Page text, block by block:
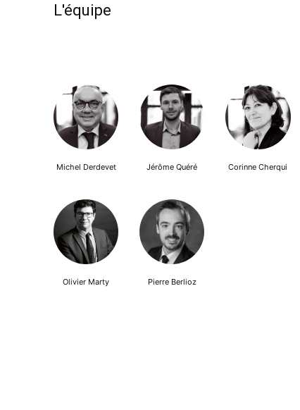
L'équipe
Michel Derdevet Jérôme Quéré Corinne Cherqui
Olivier Marty Pierre Berlioz